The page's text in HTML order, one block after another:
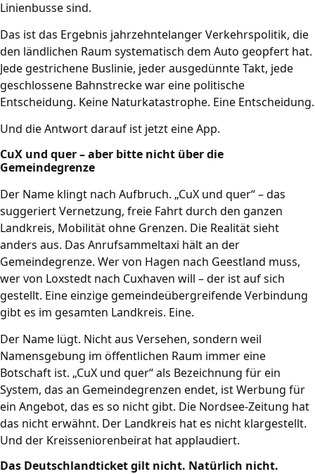
Linienbusse sind.
Das ist das Ergebnis jahrzehntelanger Verkehrspolitik, die
den ländlichen Raum systematisch dem Auto geopfert hat.
Jede gestrichene Buslinie, jeder ausgedünnte Takt, jede
geschlossene Bahnstrecke war eine politische
Entscheidung. Keine Naturkatastrophe. Eine Entscheidung.
Und die Antwort darauf ist jetzt eine App.
CuX und quer – aber bitte nicht über die
Gemeindegrenze
Der Name klingt nach Aufbruch. „CuX und quer“ – das
suggeriert Vernetzung, freie Fahrt durch den ganzen
Landkreis, Mobilität ohne Grenzen. Die Realität sieht
anders aus. Das Anrufsammeltaxi hält an der
Gemeindegrenze. Wer von Hagen nach Geestland muss,
wer von Loxstedt nach Cuxhaven will – der ist auf sich
gestellt. Eine einzige gemeindeübergreifende Verbindung
gibt es im gesamten Landkreis. Eine.
Der Name lügt. Nicht aus Versehen, sondern weil
Namensgebung im öffentlichen Raum immer eine
Botschaft ist. „CuX und quer“ als Bezeichnung für ein
System, das an Gemeindegrenzen endet, ist Werbung für
ein Angebot, das es so nicht gibt. Die Nordsee-Zeitung hat
das nicht erwähnt. Der Landkreis hat es nicht klargestellt.
Und der Kreisseniorenbeirat hat applaudiert.
Das Deutschlandticket gilt nicht. Natürlich nicht.